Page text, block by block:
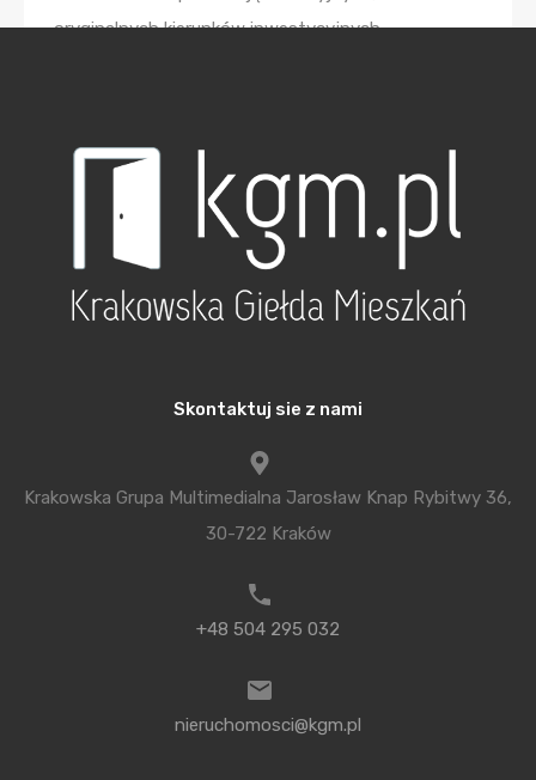
oryginalnych kierunków inwestycyjnych
oferujących condo- i aparthotele, domy
całoroczne, apartamenty inwestycyjne czy grunty
pod zabudowę w kraju i za granicą, m.in. na
FlatForFlip, Karpiel Steindel Architektura oraz
Sander System, Partnerami Wspierającymi: Grupa
honorowym patronatem PRES 22 objęli: Polski
Związek Firm Deweloperskich, Polska Federacja
Budownictwa Ekologicznego PLGBC,
Stowarzyszenie Architektów RP, Stowarzyszenie
Skontaktuj sie z nami
Krakowska Grupa Multimedialna Jarosław Knap Rybitwy 36,
30-722 Kraków
+48 504 295 032
nieruchomosci@kgm.pl